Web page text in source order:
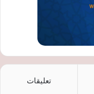
تعليقات